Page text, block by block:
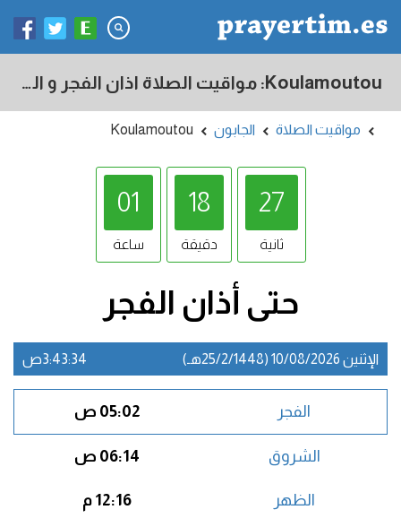
Koulamoutou: مواقيت الصلاة اذان الفجر و المغرب في اليوم - الجابون
مواقيت الصلاة الجابون Koulamoutou
01
ساعة
18
دقيقة
26
ثانية
حتى أذان الفجر
الإثنين 10/08/2026 (25/2/1448هـ) 3:43:34ص
الفجر 05:02 ص
الشروق 06:14 ص
الظهر 12:16 م